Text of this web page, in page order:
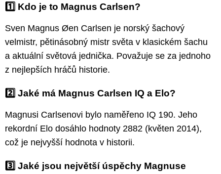
1️⃣ Kdo je to Magnus Carlsen?
Sven Magnus Øen Carlsen je norský šachový
velmistr, pětinásobný mistr světa v klasickém šachu
a aktuální světová jednička. Považuje se za jednoho
z nejlepších hráčů historie.
2️⃣ Jaké má Magnus Carlsen IQ a Elo?
Magnusi Carlsenovi bylo naměřeno IQ 190. Jeho
rekordní Elo dosáhlo hodnoty 2882 (květen 2014),
což je nejvyšší hodnota v historii.
3️⃣ Jaké jsou největší úspěchy Magnuse